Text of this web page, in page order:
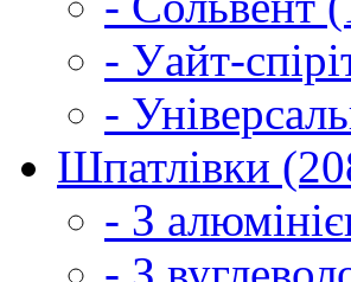
- Уайт-
-
Шпатлівки
- З